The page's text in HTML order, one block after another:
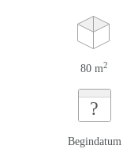
80 m2
?
Begindatum